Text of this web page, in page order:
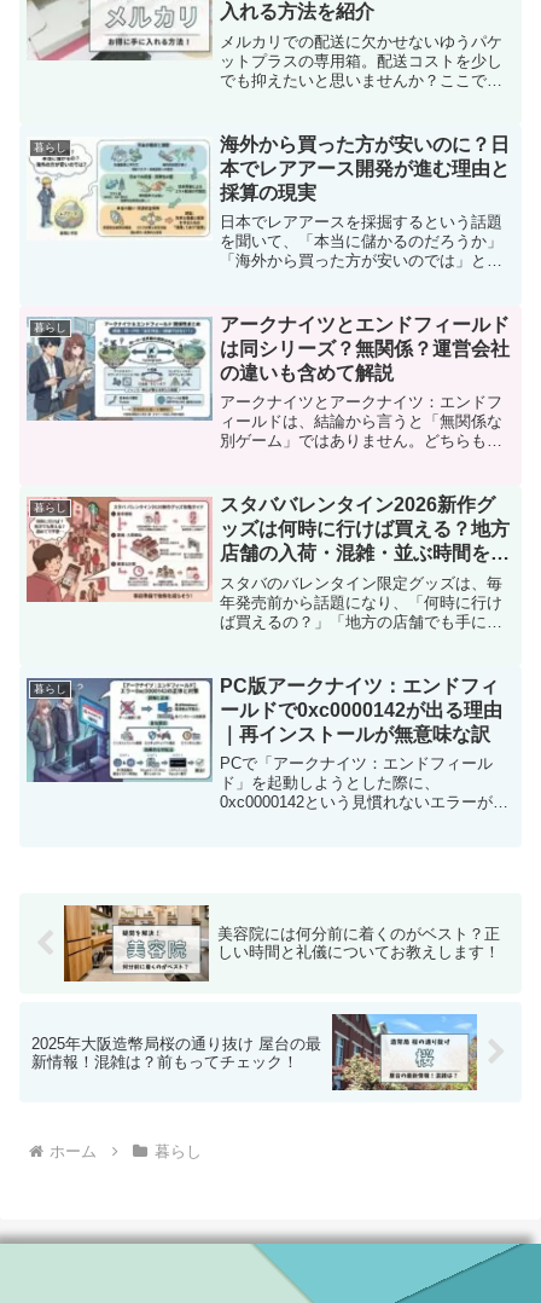
入れる方法を紹介
メルカリでの配送に欠かせないゆうパケ
ットプラスの専用箱。配送コストを少し
でも抑えたいと思いませんか？ここで
ゆうパケットプラスの専用箱を格安で入
手する確実な方法は残念なが...
暮らし
海外から買った方が安いのに？日
本でレアアース開発が進む理由と
採算の現実
日本でレアアースを採掘するという話題
を聞いて、「本当に儲かるのだろうか」
「海外から買った方が安いのでは」と疑
ど、私たちの生活を支える最先端技術に
欠かせない資源ですが、日本...
暮らし
アークナイツとエンドフィールド
は同シリーズ？無関係？運営会社
の違いも含めて解説
アークナイツとアークナイツ：エンドフ
ィールドは、結論から言うと「無関係な
別ゲーム」ではありません。どちらも同
ります。ただし、エンドフィールドはア
ークナイツの正統な続編で...
暮らし
スタババレンタイン2026新作グ
ッズは何時に行けば買える？地方
店舗の入荷・混雑・並ぶ時間を解
説
スタバのバレンタイン限定グッズは、毎
年発売前から話題になり、「何時に行け
ば買えるの？」「地方の店舗でも手に入
にとっては、混雑状況や並ぶ時間の目安
が分からず、行動に踏み切...
暮らし
PC版アークナイツ：エンドフィ
ールドで0xc0000142が出る理由
｜再インストールが無意味な訳
PCで「アークナイツ：エンドフィール
ド」を起動しようとした際に、
0xc0000142という見慣れないエラーが表
美容院には何分前に着くのがベスト？正
しい時間と礼儀についてお教えします！
2025年大阪造幣局桜の通り抜け 屋台の最
新情報！混雑は？前もってチェック！
ホーム 暮らし